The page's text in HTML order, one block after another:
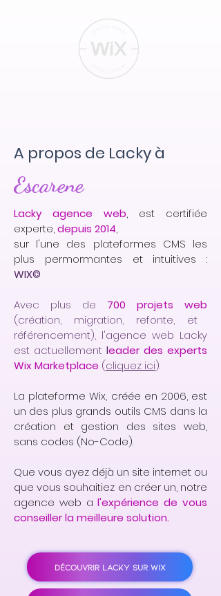
A propos de Lacky à
Escarene
Lacky agence web, est certifiée
experte,depuis 2014,
sur l'une des plateformes CMS les
plus permormantes et intuitives :
WIX©
Avec plus de
700 projets web
(création, migration, refonte, et
référencement), l'agence web Lacky
est actuellement leader des experts
Wix Marketplace (cliquez ici).
La plateforme Wix, créée en 2006, est
un des plus grands outils CMS dans la
création et gestion des sites web,
sans codes (No-Code).
Que vous ayez déjà un site internet ou
que vous souhaitiez en créer un, notre
agence web al'expérience de vous
conseiller la meilleure solution.
DÉCOUVRIR LACKY SUR WIX